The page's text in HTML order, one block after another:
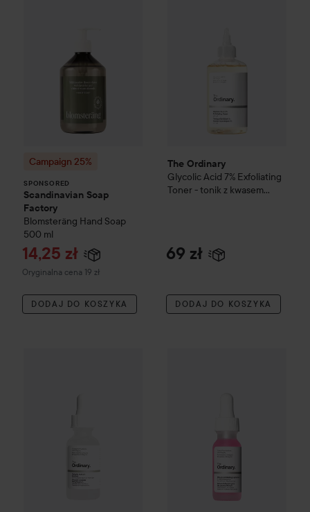
Campaign 25%
SPONSORED
Scandinavian Soap
Factory
Blomsteräng Hand Soap
500 ml
Cena promocyjna
14,25 zł
Oryginalna cena 19 zł
Cena regularna 19 zł
DODAJ DO KOSZYKA
The Ordinary
Glycolic Acid 7% Exfoliating
Toner - tonik z kwasem
69 zł
DODAJ DO KOSZYKA